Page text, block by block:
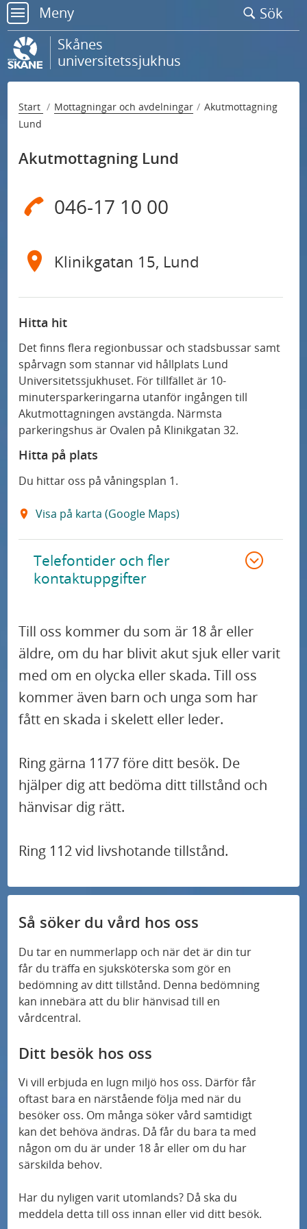
Gå
till
sidans
innehåll
Meny
Sök
meny
Skånes
universitetssjukhus
Start Mottagningar och avdelningar
Akutmottagning
Lund
Akutmottagning Lund
046-17 10 00
Klinikgatan 15, Lund
Hitta hit
Det finns flera regionbussar och stadsbussar samt
spårvagn som stannar vid hållplats Lund
Universitetssjukhuset. För tillfället är 10-
minutersparkeringarna utanför ingången till
Akutmottagningen avstängda. Närmsta
parkeringshus är Ovalen på Klinikgatan 32.
Hitta på plats
Du hittar oss på våningsplan 1.
Visa på karta (Google Maps)
Telefontider och fler
kontaktuppgifter
Till oss kommer du som är 18 år eller
äldre, om du har blivit akut sjuk eller varit
med om en olycka eller skada. Till oss
kommer även barn och unga som har
fått en skada i skelett eller leder.
Ring gärna 1177 före ditt besök. De
hjälper dig att bedöma ditt tillstånd och
hänvisar dig rätt.
Ring 112 vid livshotande tillstånd.
Så söker du vård hos oss
Du tar en nummerlapp och när det är din tur
får du träffa en sjuksköterska som gör en
bedömning av ditt tillstånd. Denna bedömning
kan innebära att du blir hänvisad till en
vårdcentral.
Ditt besök hos oss
Vi vill erbjuda en lugn miljö hos oss. Därför får
oftast bara en närstående följa med när du
besöker oss. Om många söker vård samtidigt
kan det behöva ändras. Då får du bara ta med
någon om du är under 18 år eller om du har
särskilda behov.
Har du nyligen varit utomlands? Då ska du
meddela detta till oss innan eller vid ditt besök.